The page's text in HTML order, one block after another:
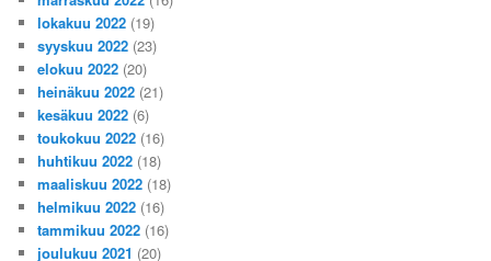
lokakuu 2022 (19)
syyskuu 2022 (23)
elokuu 2022 (20)
heinäkuu 2022 (21)
kesäkuu 2022 (6)
toukokuu 2022 (16)
huhtikuu 2022 (18)
maaliskuu 2022 (18)
helmikuu 2022 (16)
tammikuu 2022 (16)
joulukuu 2021 (20)